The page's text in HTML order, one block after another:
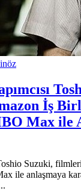
İş
Max ile
Suzuki,
ile anlaşmaya